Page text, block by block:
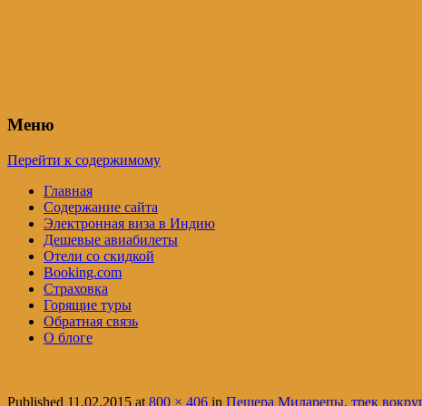
Меню
Перейти к содержимому
Главная
Содержание сайта
Электронная виза в Индию
Дешевые авиабилеты
Отели со скидкой
Booking.com
Страховка
Горящие туры
Обратная связь
О блоге
Published 11.02.2015 at800 × 406 in Пещера Миларепы, трек